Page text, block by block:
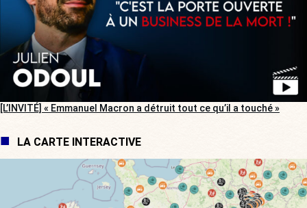
[L’INVITÉ] « Emmanuel Macron a détruit tout ce qu’il a touché »
LA CARTE INTERACTIVE